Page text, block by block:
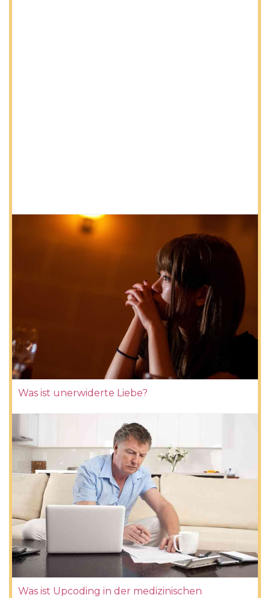
Was ist unerwiderte Liebe?
Was ist Upcoding in der medizinischen